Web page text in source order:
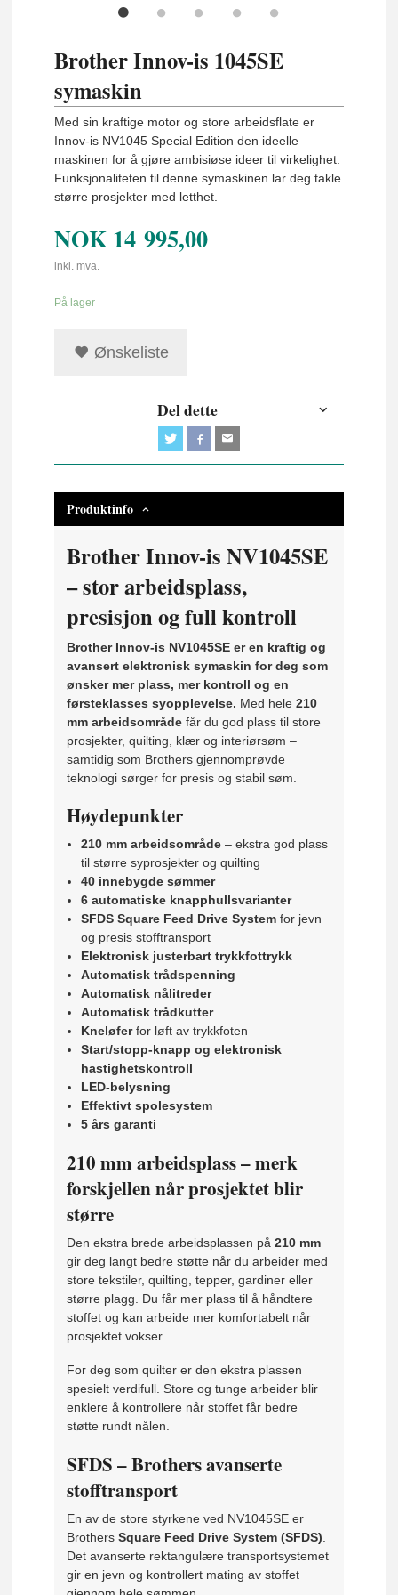
Brother Innov-is 1045SE
symaskin
Med sin kraftige motor og store arbeidsflate er
Innov-is NV1045 Special Edition den ideelle
maskinen for å gjøre ambisiøse ideer til virkelighet.
Funksjonaliteten til denne symaskinen lar deg takle
større prosjekter med letthet.
NOK 14 995,00
inkl. mva.
På lager
Ønskeliste
Del dette
Produktinfo
Brother Innov-is NV1045SE
– stor arbeidsplass,
presisjon og full kontroll
Brother Innov-is NV1045SE er en kraftig og
avansert elektronisk symaskin for deg som
ønsker mer plass, mer kontroll og en
førsteklasses syopplevelse. Med hele210
mm arbeidsområde får du god plass til store
prosjekter, quilting, klær og interiørsøm –
samtidig som Brothers gjennomprøvde
teknologi sørger for presis og stabil søm.
Høydepunkter
210 mm arbeidsområde– ekstra god plass
til større syprosjekter og quilting
40 innebygde sømmer
6 automatiske knapphullsvarianter
SFDS Square Feed Drive Systemfor jevn
og presis stofftransport
Elektronisk justerbart trykkfottrykk
Automatisk trådspenning
Automatisk nålitreder
Automatisk trådkutter
Kneløferfor løft av trykkfoten
Start/stopp-knapp og elektronisk
hastighetskontroll
LED-belysning
Effektivt spolesystem
5 års garanti
210 mm arbeidsplass – merk
forskjellen når prosjektet blir
større
Den ekstra brede arbeidsplassen på210 mm
gir deg langt bedre støtte når du arbeider med
store tekstiler, quilting, tepper, gardiner eller
større plagg. Du får mer plass til å håndtere
stoffet og kan arbeide mer komfortabelt når
prosjektet vokser.
For deg som quilter er den ekstra plassen
spesielt verdifull. Store og tunge arbeider blir
enklere å kontrollere når stoffet får bedre
støtte rundt nålen.
SFDS – Brothers avanserte
stofftransport
En av de store styrkene ved NV1045SE er
BrothersSquare Feed Drive System (SFDS)
Det avanserte rektangulære transportsystemet
gir en jevn og kontrollert mating av stoffet